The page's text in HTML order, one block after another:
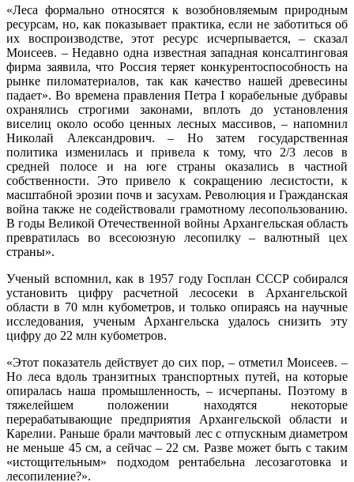
«Леса формально относятся к возобновляемым природным
ресурсам, но, как показывает практика, если не заботиться об
их воспроизводстве, этот ресурс исчерпывается, – сказал
Моисеев. – Недавно одна известная западная консалтинговая
фирма заявила, что Россия теряет конкурентоспособность на
рынке пиломатериалов, так как качество нашей древесины
падает». Во времена правления Петра I корабельные дубравы
охранялись строгими законами, вплоть до установления
виселиц около особо ценных лесных массивов, – напомнил
Николай Александрович. – Но затем государственная
политика изменилась и привела к тому, что 2/3 лесов в
средней полосе и на юге страны оказались в частной
собственности. Это привело к сокращению лесистости, к
масштабной эрозии почв и засухам. Революция и Гражданская
война также не содействовали грамотному лесопользованию.
В годы Великой Отечественной войны Архангельская область
превратилась во всесоюзную лесопилку – валютный цех
страны».
Ученый вспомнил, как в 1957 году Госплан СССР собирался
установить цифру расчетной лесосеки в Архангельской
области в 70 млн кубометров, и только опираясь на научные
исследования, ученым Архангельска удалось снизить эту
цифру до 22 млн кубометров.
«Этот показатель действует до сих пор, – отметил Моисеев. –
Но леса вдоль транзитных транспортных путей, на которые
опиралась наша промышленность, – исчерпаны. Поэтому в
тяжелейшем положении находятся некоторые
перерабатывающие предприятия Архангельской области и
Карелии. Раньше брали мачтовый лес с отпускным диаметром
не меньше 45 см, а сейчас – 22 см. Разве может быть с таким
«истощительным» подходом рентабельна лесозаготовка и
лесопиление?».